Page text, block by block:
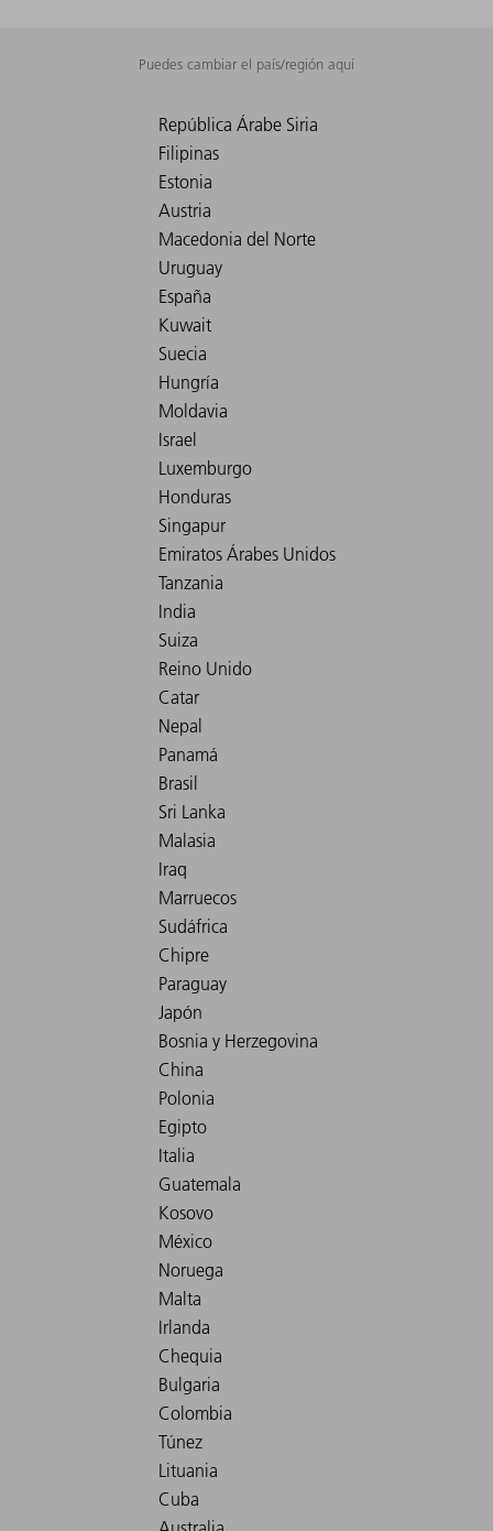
Puedes cambiar el país/región aquí